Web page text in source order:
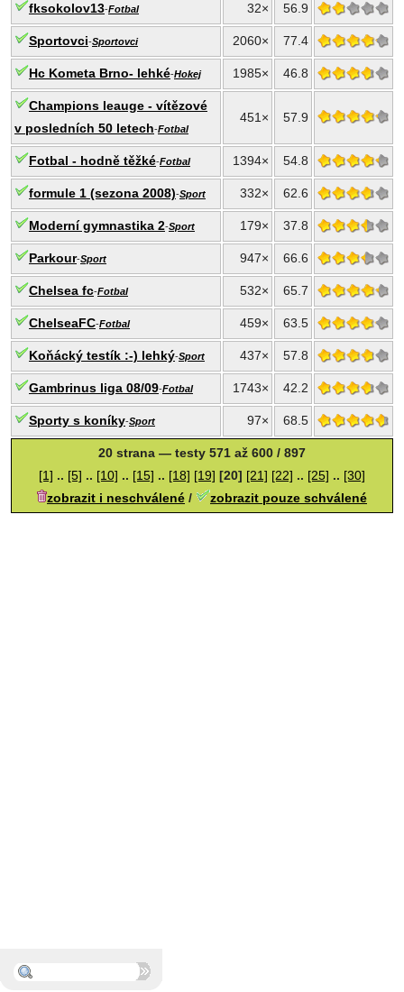
fksokolov13-Fotbal 32× 56.9
Sportovci-Sportovci 2060× 77.4
Hc Kometa Brno- lehké-Hokej 1985× 46.8
Champions leauge - vítězové
v posledních 50 letech-Fotbal
451× 57.9
Fotbal - hodně těžké-Fotbal 1394× 54.8
formule 1 (sezona 2008)-Sport 332× 62.6
Moderní gymnastika 2-Sport 179× 37.8
Parkour-Sport 947× 66.6
Chelsea fc-Fotbal 532× 65.7
ChelseaFC-Fotbal 459× 63.5
Koňácký testík :-) lehký-Sport 437× 57.8
Gambrinus liga 08/09-Fotbal 1743× 42.2
Sporty s koníky-Sport 97× 68.5
20 strana — testy 571 až 600 / 897
[1] .. [5] .. [10] .. [15] .. [18] [19] [20] [21] [22] .. [25] .. [30]
zobrazit i neschválené / zobrazit pouze schválené